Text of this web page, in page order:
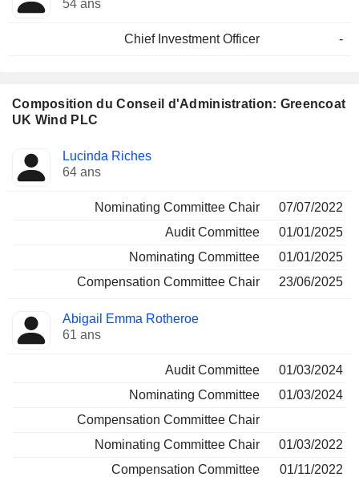
54 ans
Chief Investment Officer -
Composition du Conseil d'Administration: Greencoat
UK Wind PLC
Administrateur Comités
Lucinda Riches
64 ans
Nominating Committee Chair
07/07/2022
Audit Committee
01/01/2025
Nominating Committee
01/01/2025
Compensation Committee Chair
23/06/2025
Abigail Emma Rotheroe
61 ans
Audit Committee
01/03/2024
Nominating Committee
01/03/2024
Compensation Committee Chair
Nominating Committee Chair
01/03/2022
Compensation Committee
01/11/2022